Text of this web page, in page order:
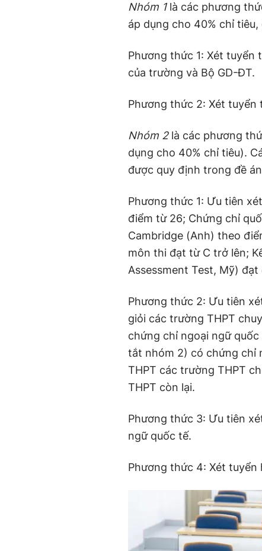
Nhóm 1là các phương
áp dụng cho 40% chỉ
Phương thức 1: Xét tuyển
của trường và Bộ GD-ĐT.
Phương thức 2: Xét
Nhóm 2 là các phương
dụng cho 40% chỉ tiêu).
được quy định trong đề
Phương thức 1: Ưu tiên
điểm từ 26; Chứng chỉ
Cambridge (Anh) theo
môn thi đạt từ C trở lên;
Assessment Test, Mỹ) đạt
Phương thức 2: Ưu tiên
giỏi các trường THPT
chứng chỉ ngoại ngữ
tắt nhóm 2) có chứng chỉ
THPT các trường THPT
THPT còn lại.
Phương thức 3: Ưu tiên
ngữ quốc tế.
Phương thức 4: Xét tuyển